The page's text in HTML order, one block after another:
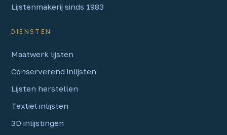
Lijstenmakerij sinds 1983
DIENSTEN
Maatwerk lijsten
Conserverend inlijsten
Lijsten herstellen
Textiel inlijsten
3D inlijstingen